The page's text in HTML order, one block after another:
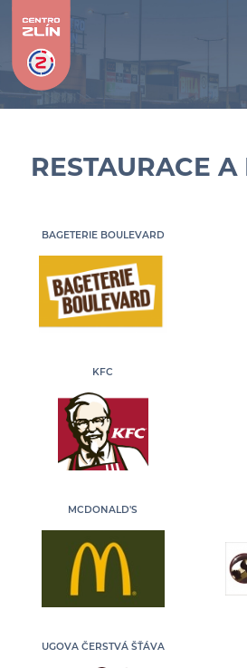
RESTAURACE
BAGETERIE BOULEVARD
KFC
MCDONALD'S
UGOVA ČERSTVÁ ŠŤÁVA